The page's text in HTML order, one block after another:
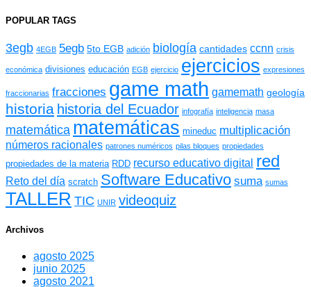
POPULAR TAGS
3egb 4EGB 5egb 5to EGB adición biología cantidades ccnn crisis
económica divisiones educación EGB ejercicio ejercicios expresiones
fraccionarias fracciones game math gamemath geología
historia historia del Ecuador infografía inteligencia masa
matemática matemáticas mineduc multiplicación
números racionales patrones numéricos pilas bloques propiedades
propiedades de la materia RDD recurso educativo digital red
Reto del día scratch Software Educativo suma sumas
TALLER TIC UNIR videoquiz
Archivos
agosto 2025
junio 2025
agosto 2021